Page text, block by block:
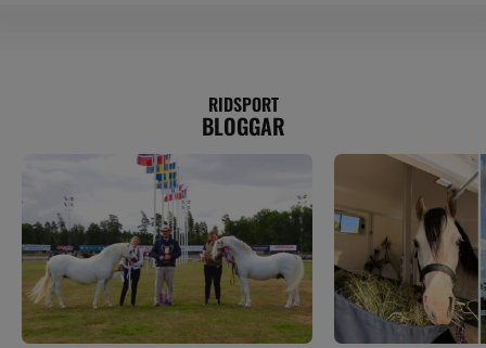
RIDSPORT
BLOGGAR